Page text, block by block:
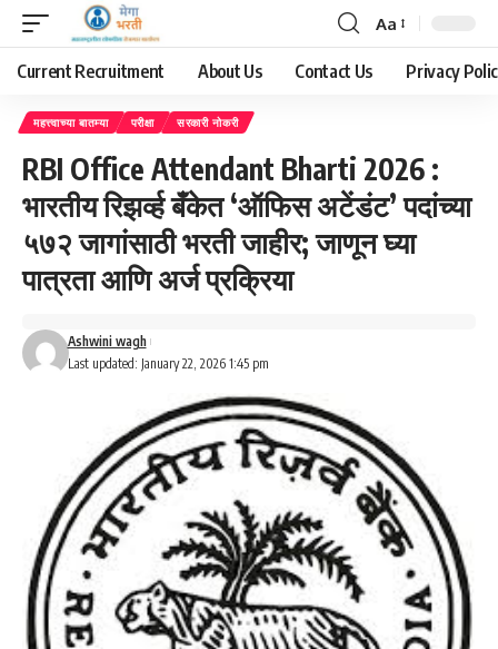
Font
Resizer
Aa
Current Recruitment About Us Contact Us Privacy
महत्त्वाच्या बातम्या परीक्षा सरकारी नोकरी
RBI Office Attendant Bharti 2026 :
भारतीय रिझर्व्ह बँकेत ‘ऑफिस अटेंडंट’ पदांच्या
५७२ जागांसाठी भरती जाहीर; जाणून घ्या
पात्रता आणि अर्ज प्रक्रिया
Last updated: January 22, 2026 1:45 pm
Ashwini wagh